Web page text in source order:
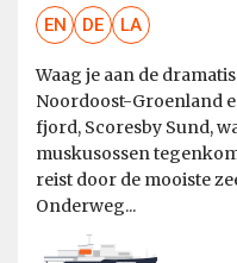
EN DE LA
Waag je aan de
Noordoost-Groenland
fjord, Scoresby Sund,
muskusossen
reist door de mooiste
Onderweg...